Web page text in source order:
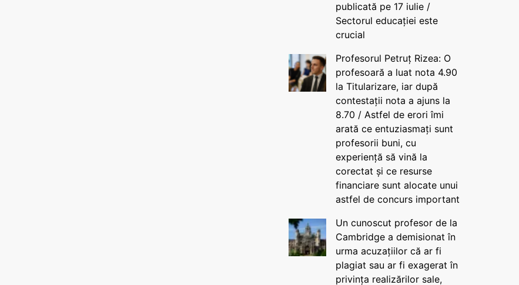
publicată pe 17 iulie /
Sectorul educației este
crucial
Profesorul Petruț Rizea: O
profesoară a luat nota 4.90
la Titularizare, iar după
contestații nota a ajuns la
8.70 / Astfel de erori îmi
arată ce entuziasmați sunt
profesorii buni, cu
experiență să vină la
corectat și ce resurse
financiare sunt alocate unui
astfel de concurs important
Un cunoscut profesor de la
Cambridge a demisionat în
urma acuzațiilor că ar fi
plagiat sau ar fi exagerat în
privința realizărilor sale,